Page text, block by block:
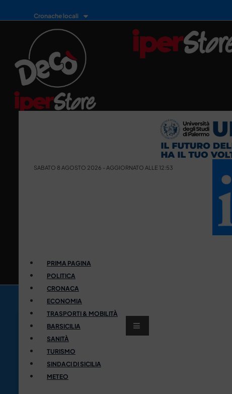
Cronache locali
SABATO 8 AGOSTO 2026 - AGGIORNATO ALLE 12:53
PRIMA PAGINA
POLITICA
CRONACA
ECONOMIA
TRASPORTI & MOBILITÀ
BARSICILIA
SANITÀ
TURISMO
SINDACI DI SICILIA
METEO